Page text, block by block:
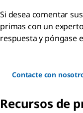
Si desea comentar
primas con un
respuesta y póngase
Contacte con
Recursos de